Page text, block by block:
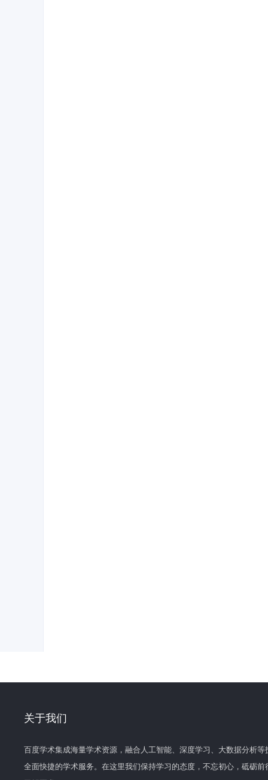
关于我们
百度学术集成海量学术资源，融合人工智能、深度学习、大数据分析
全面快捷的学术服务。在这里我们保持学习的态度，不忘初心，砥砺前